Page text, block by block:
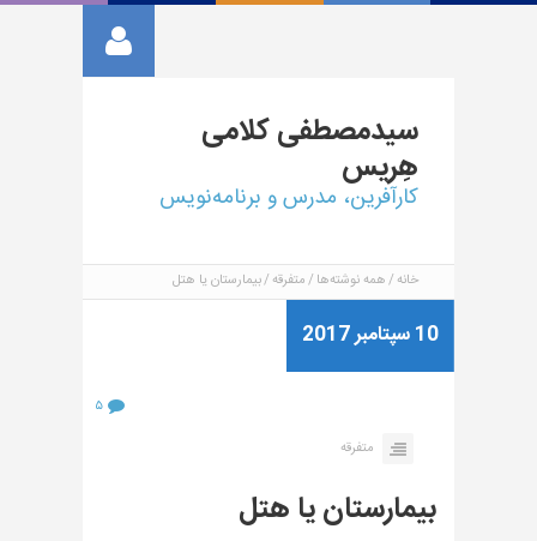
سیدمصطفیکلامی
هِریس
کارآفرین، مدرس و برنامه‌نویس
خانه همه نوشته‌ها متفرقه بیمارستان یا هتل
10 سپتامبر 2017
۵
متفرقه
بیمارستان یا هتل